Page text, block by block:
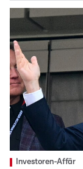
Investoren-Affär